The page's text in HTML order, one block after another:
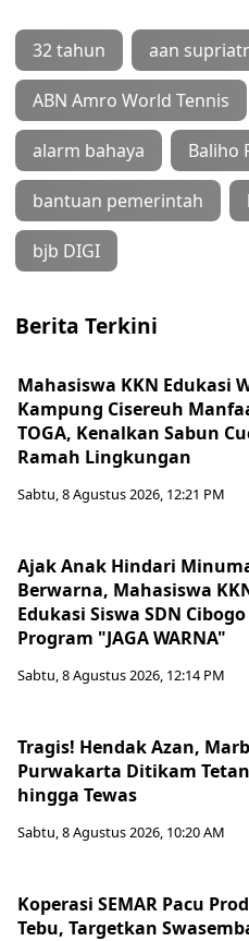
32 tahun aan
ABN Amro World Tennis
alarm bahaya Baliho
bantuan pemerintah
bjb DIGI
Berita Terkini
Mahasiswa KKN Edukasi
Kampung Cisereuh
TOGA, Kenalkan Sabun
Ramah Lingkungan
Sabtu, 8 Agustus 2026, 12:21 PM
Ajak Anak Hindari
Berwarna, Mahasiswa
Edukasi Siswa SDN
Program "JAGA WARNA"
Sabtu, 8 Agustus 2026, 12:14 PM
Tragis! Hendak Azan,
Purwakarta Ditikam
hingga Tewas
Sabtu, 8 Agustus 2026, 10:20 AM
Koperasi SEMAR Pacu
Tebu, Targetkan